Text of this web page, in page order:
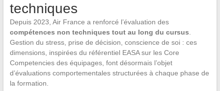
techniques
Depuis 2023, Air France a renforcé l’évaluation des
compétences non techniques tout au long du cursus
Gestion du stress, prise de décision, conscience de soi : ces
dimensions, inspirées du référentiel EASA sur les Core
Competencies des équipages, font désormais l’objet
d’évaluations comportementales structurées à chaque phase de
la formation.